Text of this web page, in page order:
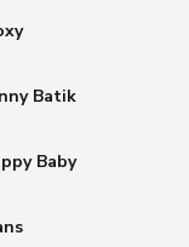
Batik
Baby